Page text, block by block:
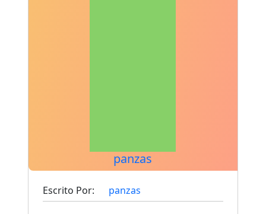
panzas
Escrito Por: panzas